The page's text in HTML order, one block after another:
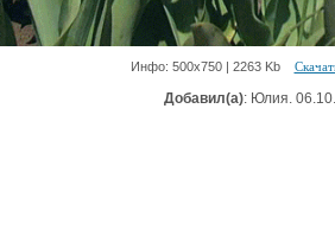
Инфо: 500х750 | 2263 Kb
Добавил(а): Юлия.